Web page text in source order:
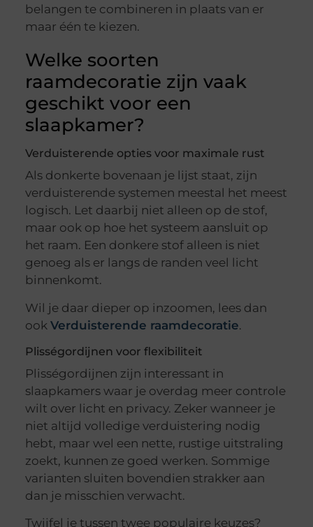
belangen te combineren in plaats van er
maar één te kiezen.
Welke soorten
raamdecoratie zijn vaak
geschikt voor een
slaapkamer?
Verduisterende opties voor maximale rust
Als donkerte bovenaan je lijst staat, zijn
verduisterende systemen meestal het meest
logisch. Let daarbij niet alleen op de stof,
maar ook op hoe het systeem aansluit op
het raam. Een donkere stof alleen is niet
genoeg als er langs de randen veel licht
binnenkomt.
Wil je daar dieper op inzoomen, lees dan
ook Verduisterende raamdecoratie.
Plisségordijnen voor flexibiliteit
Plisségordijnen zijn interessant in
slaapkamers waar je overdag meer controle
wilt over licht en privacy. Zeker wanneer je
niet altijd volledige verduistering nodig
hebt, maar wel een nette, rustige uitstraling
zoekt, kunnen ze goed werken. Sommige
varianten sluiten bovendien strakker aan
dan je misschien verwacht.
Twijfel je tussen twee populaire keuzes?